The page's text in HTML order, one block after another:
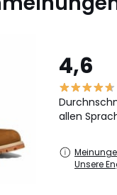
4,6
allen
Unsere